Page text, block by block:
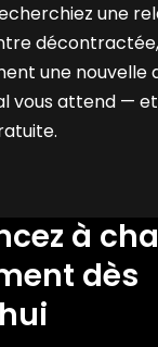
une
une nouvelle
vous attend —
à
dès